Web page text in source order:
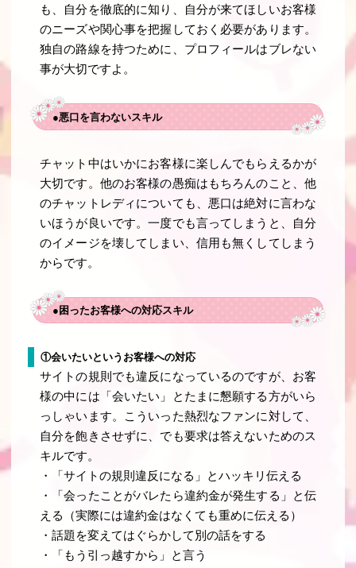
も、自分を徹底的に知り、自分が来てほしいお客様
のニーズや関心事を把握しておく必要があります。
独自の路線を持つために、プロフィールはブレない
事が大切ですよ。
●悪口を言わないスキル
チャット中はいかにお客様に楽しんでもらえるかが
大切です。他のお客様の愚痴はもちろんのこと、他
のチャットレディについても、悪口は絶対に言わな
いほうが良いです。一度でも言ってしまうと、自分
のイメージを壊してしまい、信用も無くしてしまう
からです。
●困ったお客様への対応スキル
①会いたいというお客様への対応
サイトの規則でも違反になっているのですが、お客
様の中には「会いたい」とたまに懇願する方がいら
っしゃいます。こういった熱烈なファンに対して、
自分を飽きさせずに、でも要求は答えないためのス
キルです。
・「サイトの規則違反になる」とハッキリ伝える
・「会ったことがバレたら違約金が発生する」と伝
える（実際には違約金はなくても重めに伝える）
・話題を変えてはぐらかして別の話をする
・「もう引っ越すから」と言う